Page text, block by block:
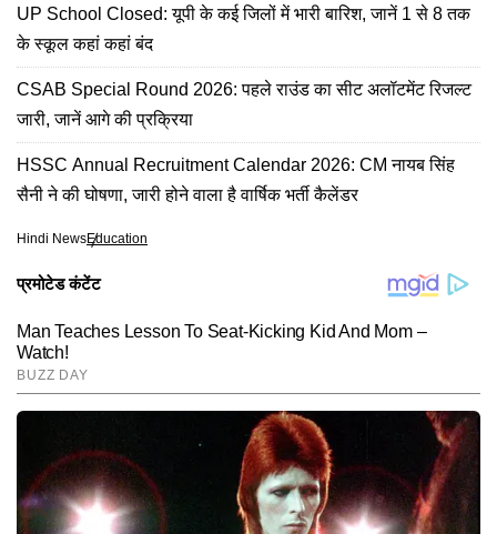
UP School Closed: यूपी के कई जिलों में भारी बारिश, जानें 1 से 8 तक
के स्कूल कहां कहां बंद
CSAB Special Round 2026: पहले राउंड का सीट अलॉटमेंट रिजल्ट
जारी, जानें आगे की प्रक्रिया
HSSC Annual Recruitment Calendar 2026: CM नायब सिंह
सैनी ने की घोषणा, जारी होने वाला है वार्षिक भर्ती कैलेंडर
Hindi NewsEducation